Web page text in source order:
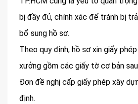
bị đầy đủ, chính xác để tránh bị
bổ sung hồ sơ.
Theo quy định, hồ sơ xin giấy
xưởng gồm các giấy tờ cơ bản
Đơn đề nghị cấp giấy phép xây
định.